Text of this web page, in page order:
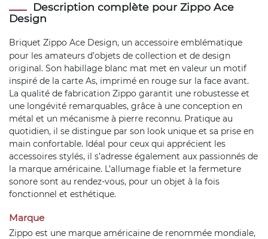
Description complète pour Zippo Ace
Design
Briquet Zippo Ace Design, un accessoire emblématique
pour les amateurs d’objets de collection et de design
original. Son habillage blanc mat met en valeur un motif
inspiré de la carte As, imprimé en rouge sur la face avant.
La qualité de fabrication Zippo garantit une robustesse et
une longévité remarquables, grâce à une conception en
métal et un mécanisme à pierre reconnu. Pratique au
quotidien, il se distingue par son look unique et sa prise en
main confortable. Idéal pour ceux qui apprécient les
accessoires stylés, il s’adresse également aux passionnés de
la marque américaine. L’allumage fiable et la fermeture
sonore sont au rendez-vous, pour un objet à la fois
fonctionnel et esthétique.
Marque
Zippo est une marque américaine de renommée mondiale,